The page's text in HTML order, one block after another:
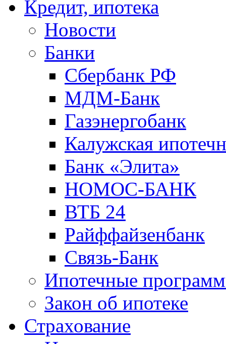
Кредит, ипотека
Новости
Банки
Сбербанк РФ
МДМ-Банк
Газэнергобанк
Калужская
Банк «Элита»
НОМОС-БАНК
ВТБ 24
Райффайзенбанк
Связь-Банк
Ипотечные
Закон об ипотеке
Страхование